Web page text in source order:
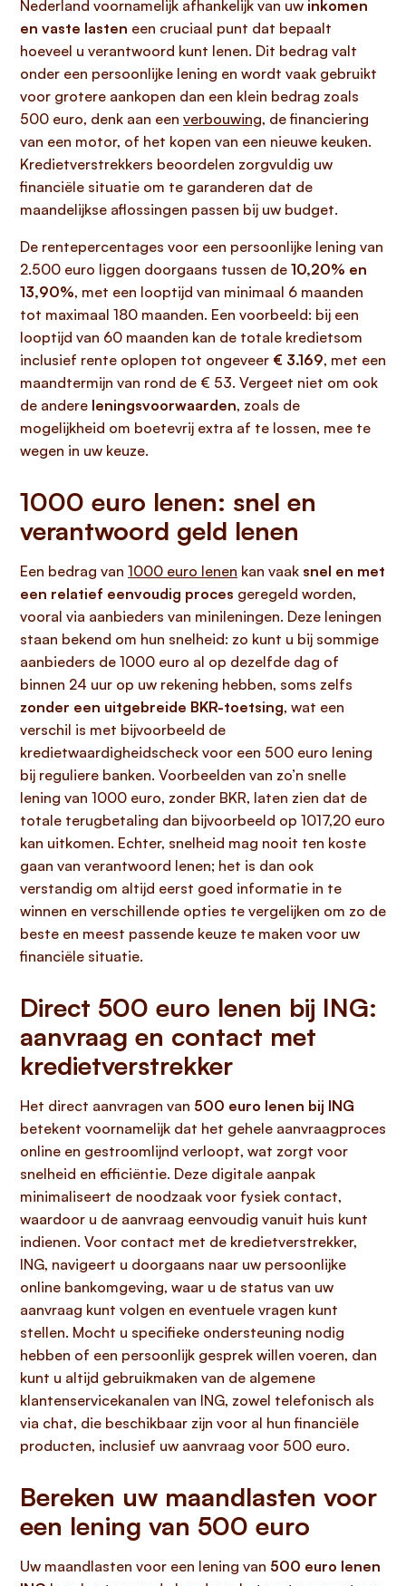
Nederland voornamelijk afhankelijk van uw inkomen
en vaste lasten een cruciaal punt dat bepaalt
hoeveel u verantwoord kunt lenen. Dit bedrag valt
onder een persoonlijke lening en wordt vaak gebruikt
voor grotere aankopen dan een klein bedrag zoals
500 euro, denk aan een verbouwing, de financiering
van een motor, of het kopen van een nieuwe keuken.
Kredietverstrekkers beoordelen zorgvuldig uw
financiële situatie om te garanderen dat de
maandelijkse aflossingen passen bij uw budget.
De rentepercentages voor een persoonlijke lening van
2.500 euro liggen doorgaans tussen de 10,20% en
13,90%, met een looptijd van minimaal 6 maanden
tot maximaal 180 maanden. Een voorbeeld: bij een
looptijd van 60 maanden kan de totale kredietsom
inclusief rente oplopen tot ongeveer € 3.169, met een
maandtermijn van rond de € 53. Vergeet niet om ook
de andere leningsvoorwaarden, zoals de
mogelijkheid om boetevrij extra af te lossen, mee te
wegen in uw keuze.
1000 euro lenen: snel en
verantwoord geld lenen
Een bedrag van 1000 euro lenen kan vaak snel en met
een relatief eenvoudig proces geregeld worden,
vooral via aanbieders van minileningen. Deze leningen
staan bekend om hun snelheid: zo kunt u bij sommige
aanbieders de 1000 euro al op dezelfde dag of
binnen 24 uur op uw rekening hebben, soms zelfs
zonder een uitgebreide BKR-toetsing, wat een
verschil is met bijvoorbeeld de
kredietwaardigheidscheck voor een 500 euro lening
bij reguliere banken. Voorbeelden van zo’n snelle
lening van 1000 euro, zonder BKR, laten zien dat de
totale terugbetaling dan bijvoorbeeld op 1017,20 euro
kan uitkomen. Echter, snelheid mag nooit ten koste
gaan van verantwoord lenen; het is dan ook
verstandig om altijd eerst goed informatie in te
winnen en verschillende opties te vergelijken om zo de
beste en meest passende keuze te maken voor uw
financiële situatie.
Direct 500 euro lenen bij ING:
aanvraag en contact met
kredietverstrekker
Het direct aanvragen van 500 euro lenen bij ING
betekent voornamelijk dat het gehele aanvraagproces
online en gestroomlijnd verloopt, wat zorgt voor
snelheid en efficiëntie. Deze digitale aanpak
minimaliseert de noodzaak voor fysiek contact,
waardoor u de aanvraag eenvoudig vanuit huis kunt
indienen. Voor contact met de kredietverstrekker,
ING, navigeert u doorgaans naar uw persoonlijke
online bankomgeving, waar u de status van uw
aanvraag kunt volgen en eventuele vragen kunt
stellen. Mocht u specifieke ondersteuning nodig
hebben of een persoonlijk gesprek willen voeren, dan
kunt u altijd gebruikmaken van de algemene
klantenservicekanalen van ING, zowel telefonisch als
via chat, die beschikbaar zijn voor al hun financiële
producten, inclusief uw aanvraag voor 500 euro.
Bereken uw maandlasten voor
een lening van 500 euro
Uw maandlasten voor een lening van 500 euro lenen